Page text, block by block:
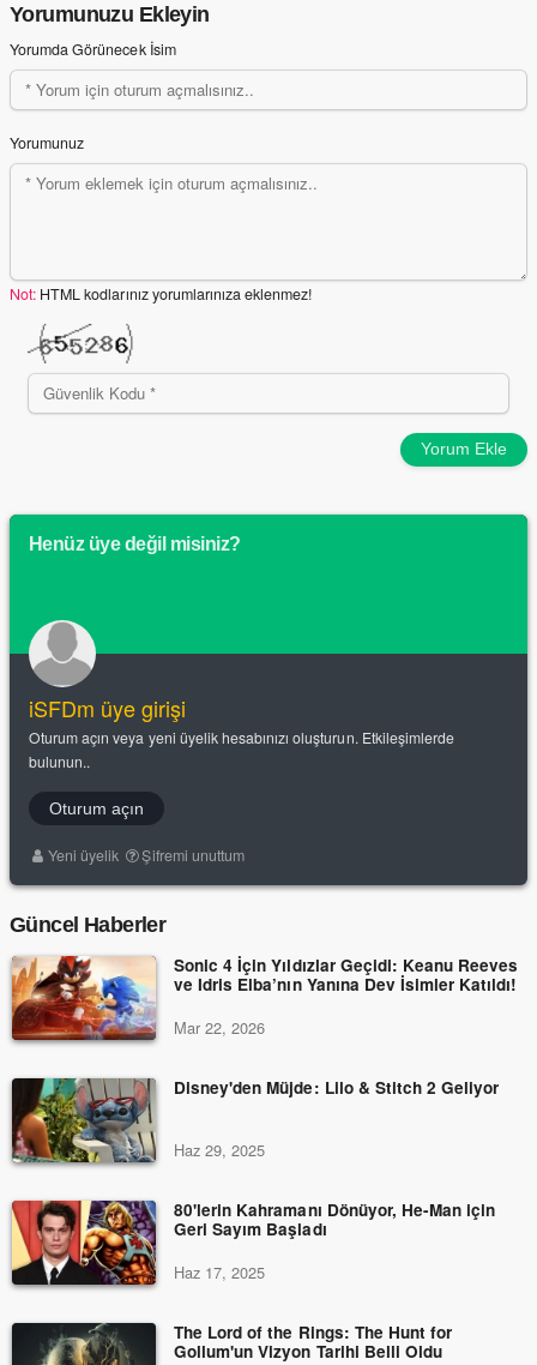
Yorumunuzu Ekleyin
Yorumda Görünecek İsim
Yorumunuz
Not: HTML kodlarınız yorumlarınıza eklenmez!
Yorum Ekle
Henüz üye değil misiniz?
iSFDm üye girişi
Oturum açın veya yeni üyelik hesabınızı oluşturun. Etkileşimlerde
bulunun..
Oturum açın
Yeni üyelik Şifremi unuttum
Güncel Haberler
Sonic 4 İçin Yıldızlar Geçidi: Keanu Reeves
ve Idris Elba’nın Yanına Dev İsimler Katıldı!
Mar 22, 2026
Disney'den Müjde: Lilo & Stitch 2 Geliyor
Haz 29, 2025
80'lerin Kahramanı Dönüyor, He-Man için
Geri Sayım Başladı
Haz 17, 2025
The Lord of the Rings: The Hunt for
Gollum'un Vizyon Tarihi Belli Oldu